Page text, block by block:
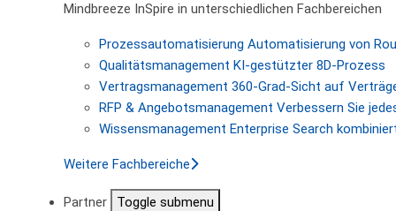
Mindbreeze InSpire in unterschiedlichen Fachbereichen
Prozessautomatisierung Automatisierung von
Qualitätsmanagement KI-gestützter 8D-Prozess
Vertragsmanagement 360-Grad-Sicht auf
RFP & Angebotsmanagement Verbessern Sie
Wissensmanagement Enterprise Search
Weitere Fachbereiche
Partner
Toggle submenu